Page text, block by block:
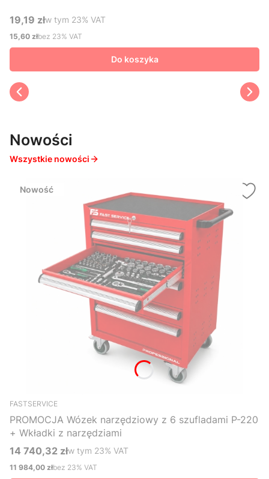
Cena brutto
19,19 złw tym %s VAT
w tym 23% VAT
Cena netto
15,60 złbez 23% VAT
Do koszyka
Nowości
Wszystkie nowości
Nowość
FASTSERVICE
PROMOCJA Wózek narzędziowy z 6 szufladami P-220
+ Wkładki z narzędziami
Cena brutto
14 740,32 złw tym %s VAT
w tym 23% VAT
Cena netto
11 984,00 złbez 23% VAT